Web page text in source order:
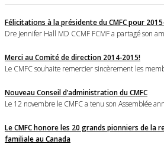
Félicitations à la présidente du CMFC pour
Dre Jennifer Hall MD CCMF FCMF a partagé son
Merci au Comité de direction 2014-2015!
Le CMFC souhaite remercier sincèrement les
Nouveau Conseil d’administration du CMFC
Le 12 novembre le CMFC a tenu son Assemblée
Le CMFC honore les 20 grands pionniers de la
familiale au Canada